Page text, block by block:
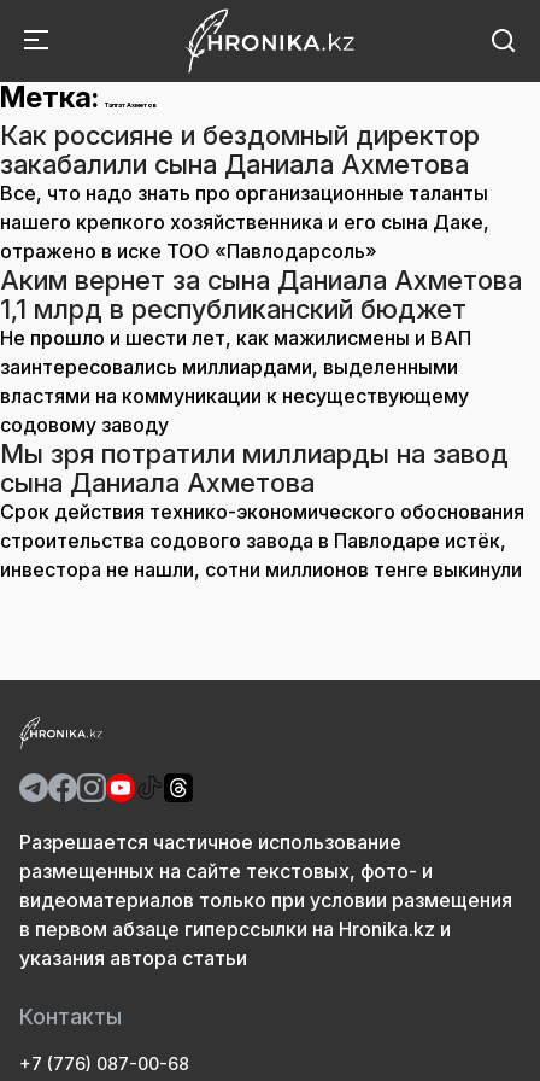
Метка: Талгат Ахметов
Как россияне и бездомный директор
закабалили сына Даниала Ахметова
Все, что надо знать про организационные таланты
нашего крепкого хозяйственника и его сына Даке,
отражено в иске ТОО «Павлодарсоль»
Аким вернет за сына Даниала Ахметова
1,1 млрд в республиканский бюджет
Не прошло и шести лет, как мажилисмены и ВАП
заинтересовались миллиардами, выделенными
властями на коммуникации к несуществующему
содовому заводу
Мы зря потратили миллиарды на завод
сына Даниала Ахметова
Срок действия технико-экономического обоснования
строительства содового завода в Павлодаре истёк,
инвестора не нашли, сотни миллионов тенге выкинули
Разрешается частичное использование
размещенных на сайте текстовых, фото- и
видеоматериалов только при условии размещения
в первом абзаце гиперссылки на Hronika.kz и
указания автора статьи
Контакты
+7 (776) 087-00-68